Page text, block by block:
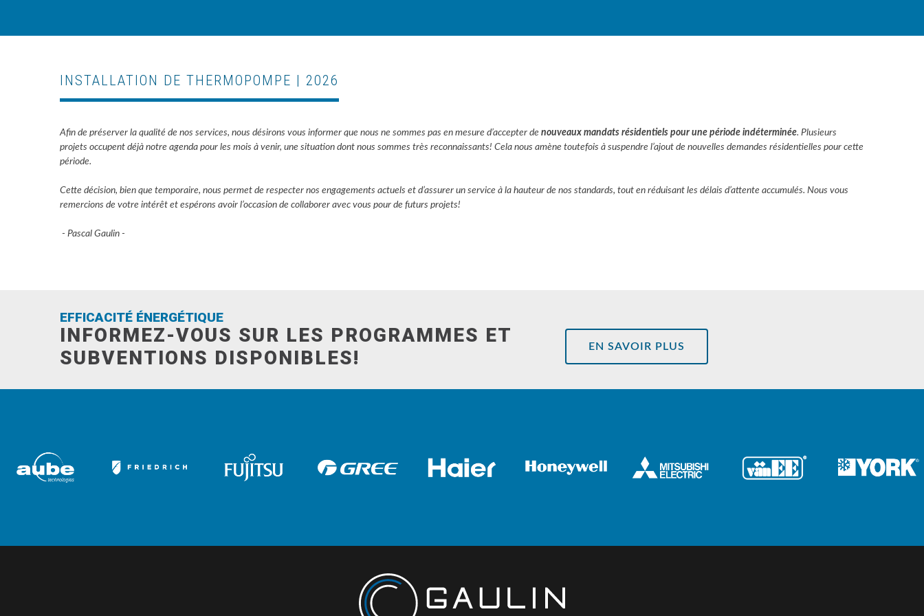
INSTALLATION DE THERMOPOMPE | 2026
Afin de préserver la qualité de nos services, nous désirons vous informer que nous ne sommes pas en mesure d’accepter de nouveaux mandats résidentiels pour une période indéterminée. Plusieurs
projets occupent déjà notre agenda pour les mois à venir, une situation dont nous sommes très reconnaissants! Cela nous amène toutefois à suspendre l’ajout de nouvelles demandes résidentielles pour cette
période.
Cette décision, bien que temporaire, nous permet de respecter nos engagements actuels et d’assurer un service à la hauteur de nos standards, tout en réduisant les délais d’attente accumulés. Nous vous
remercions de votre intérêt et espérons avoir l’occasion de collaborer avec vous pour de futurs projets!
- Pascal Gaulin -
EFFICACITÉ ÉNERGÉTIQUE
INFORMEZ-VOUS SUR LES PROGRAMMES ET
SUBVENTIONS DISPONIBLES!
EN SAVOIR PLUS